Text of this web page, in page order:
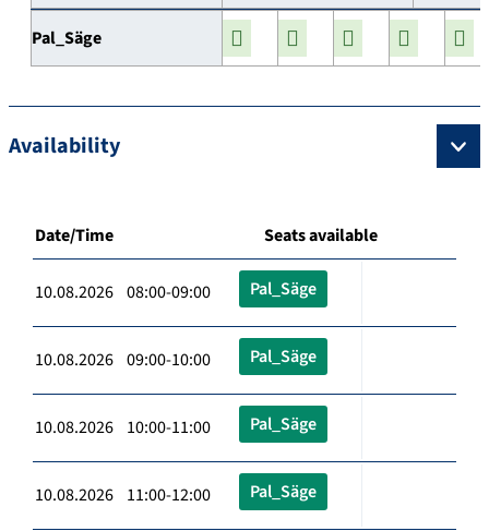
Pal_Säge
Availability
Date/Time Seats available
10.08.2026 08:00-09:00 Pal_Säge
10.08.2026 09:00-10:00 Pal_Säge
10.08.2026 10:00-11:00 Pal_Säge
10.08.2026 11:00-12:00 Pal_Säge